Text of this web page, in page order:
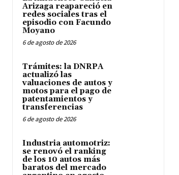
Arizaga reapareció en
redes sociales tras el
episodio con Facundo
Moyano
6 de agosto de 2026
Trámites: la DNRPA
actualizó las
valuaciones de autos y
motos para el pago de
patentamientos y
transferencias
6 de agosto de 2026
Industria automotriz:
se renovó el ranking
de los 10 autos más
baratos del mercado